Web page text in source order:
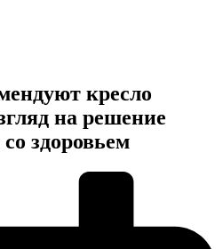
кресло
на решение
здоровьем